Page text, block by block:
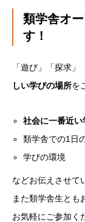
類学舎オ
す！
「遊び」「探求
しい学びの場所を
社会に一番近い
類学舎での1日
学びの環境
などお伝えさせて
また類学舎生とも
お気軽にご参加く